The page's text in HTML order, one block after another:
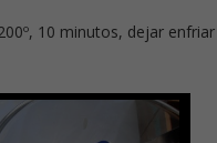
10 minutos, dejar